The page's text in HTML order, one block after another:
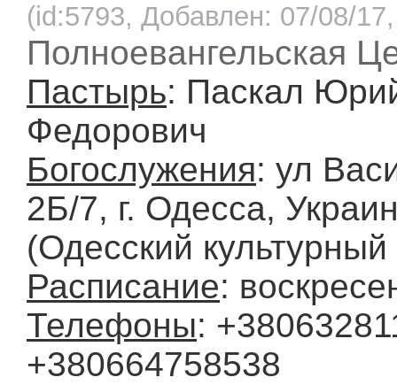
(id:5793, Добавлен: 07/08/
Полноевангельская
Пастырь: Паскал
Федорович
Богослужения: ул
2Б/7, г. Одесса,
(Одесский
Расписание:
Телефоны:
+380664758538